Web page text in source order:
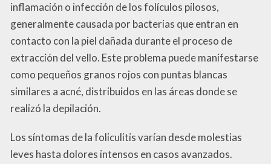
inflamación o infección de los folículos pilosos,
generalmente causada por bacterias que entran en
contacto con la piel dañada durante el proceso de
extracción del vello. Este problema puede manifestarse
como pequeños granos rojos con puntas blancas
similares a acné, distribuidos en las áreas donde se
realizó la depilación.
Los síntomas de la foliculitis varían desde molestias
leves hasta dolores intensos en casos avanzados.